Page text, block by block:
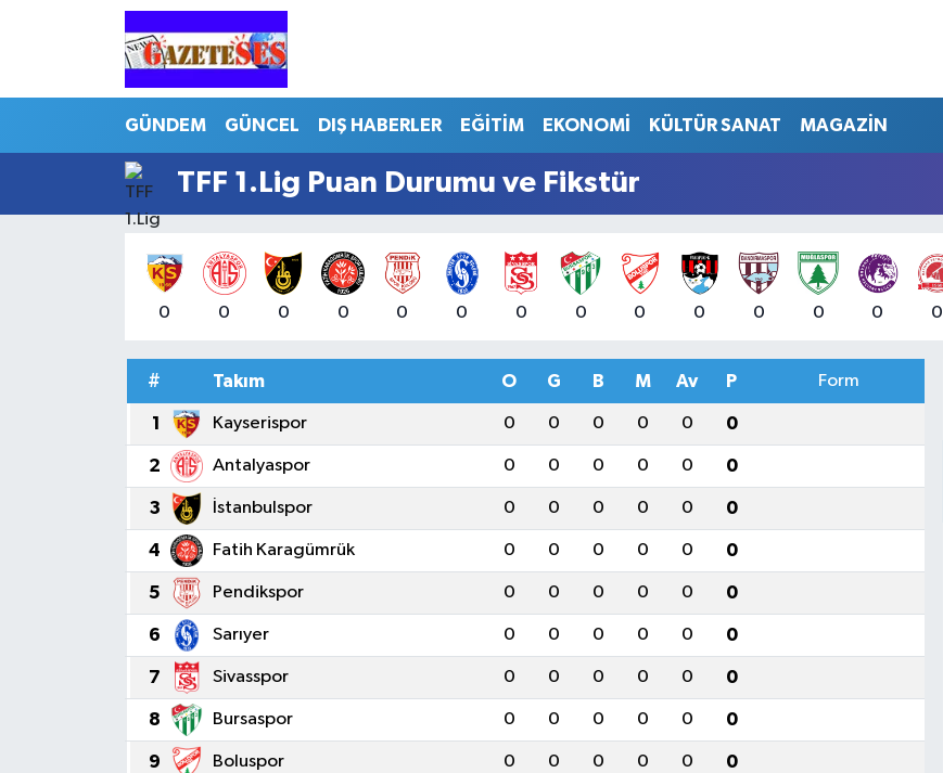
GÜNDEM GÜNCEL DIŞ HABERLER EĞİTİM EKONOMİ KÜLTÜR SANAT MAGAZİN
TFF 1.Lig Puan Durumu ve Fikstür
0 0 0 0 0 0 0 0 0 0 0 0 0 0
# Takım O G B M Av P Form
1 Kayserispor 0 0 0 0 0 0
2 Antalyaspor 0 0 0 0 0 0
3 İstanbulspor 0 0 0 0 0 0
4 Fatih Karagümrük 0 0 0 0 0 0
5 Pendikspor 0 0 0 0 0 0
6 Sarıyer 0 0 0 0 0 0
7 Sivasspor 0 0 0 0 0 0
8 Bursaspor 0 0 0 0 0 0
9 Boluspor 0 0 0 0 0 0